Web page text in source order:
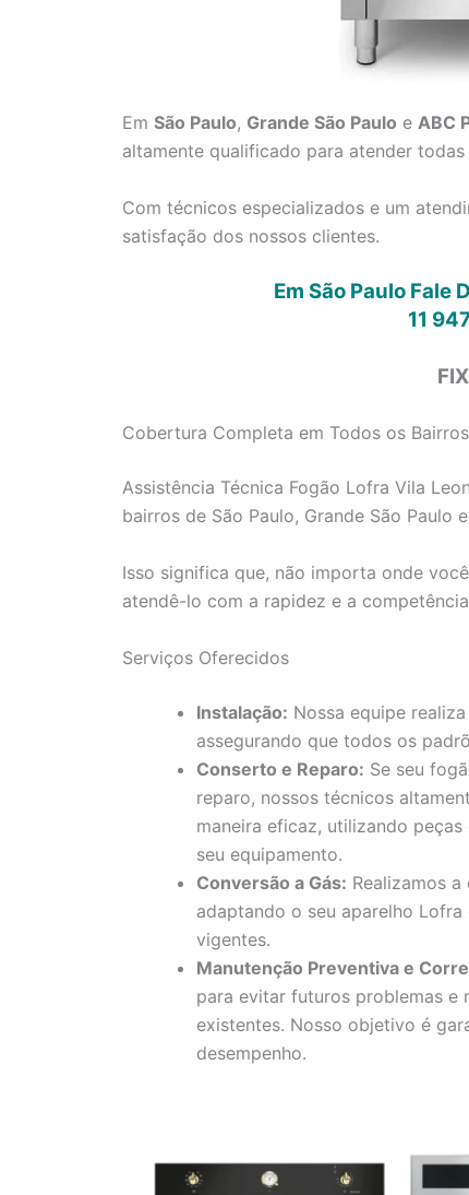
Em São Paulo, Grande São Paulo e ABC
altamente qualificado para atender
Com técnicos especializados e um
satisfação dos nossos clientes.
Em São Paulo Fale
11
Cobertura Completa em Todos os Bairros
Assistência Técnica Fogão Lofra Vila
bairros de São Paulo, Grande São Paulo
Isso significa que, não importa onde
atendê-lo com a rapidez e a
Serviços Oferecidos
Instalação: Nossa equipe
assegurando que todos os
Conserto e Reparo: Se seu
reparo, nossos técnicos
maneira eficaz, utilizando
seu equipamento.
Conversão a Gás: Realizamos
adaptando o seu aparelho
vigentes.
Manutenção Preventiva e
para evitar futuros problemas e
existentes. Nosso objetivo é
desempenho.